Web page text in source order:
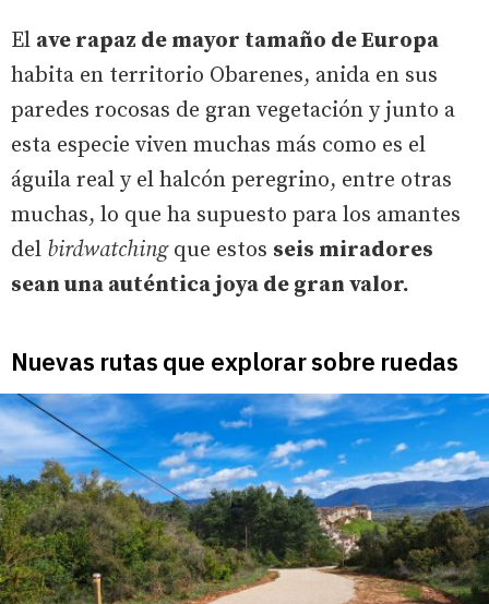
El ave rapaz de mayor tamaño de Europa
habita en territorio Obarenes, anida en sus
paredes rocosas de gran vegetación y junto a
esta especie viven muchas más como es el
águila real y el halcón peregrino, entre otras
muchas, lo que ha supuesto para los amantes
del birdwatchingque estos seis miradores
sean una auténtica joya de gran valor.
Nuevas rutas que explorar sobre ruedas